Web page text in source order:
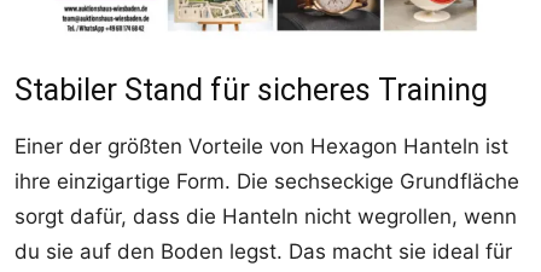
Stabiler Stand für sicheres Training
Einer der größten Vorteile von Hexagon Hanteln ist
ihre einzigartige Form. Die sechseckige Grundfläche
sorgt dafür, dass die Hanteln nicht wegrollen, wenn
du sie auf den Boden legst. Das macht sie ideal für